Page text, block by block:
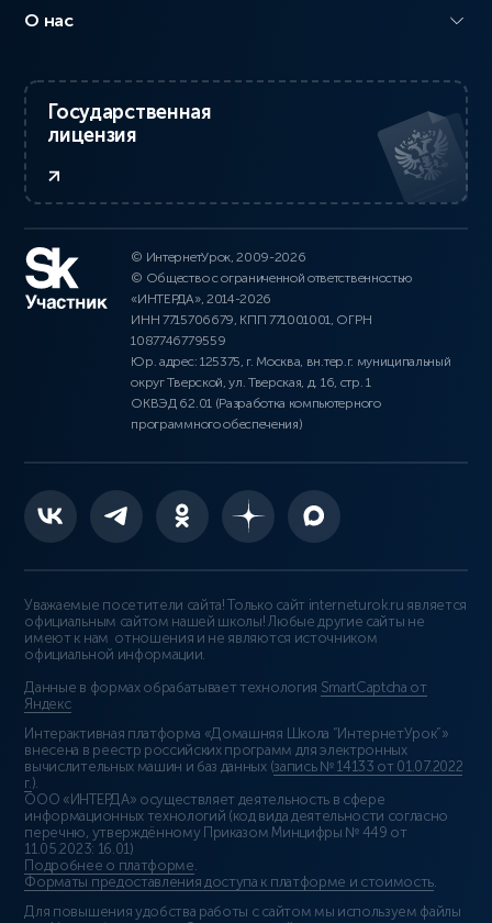
О нас
Государственная
лицензия
© ИнтернетУрок, 2009-2026
© Общество с ограниченной ответственностью
«ИНТЕРДА», 2014-2026
ИНН 7715706679, КПП 771001001, ОГРН
1087746779559
Юр. адрес: 125375, г. Москва, вн.тер.г. муниципальный
округ Тверской, ул. Тверская, д. 16, стр. 1
ОКВЭД 62.01 (Разработка компьютерного
программного обеспечения)
Уважаемые посетители сайта! Только сайт interneturok.ru является
официальным сайтом нашей школы! Любые другие сайты не
имеют к нам отношения и не являются источником
официальной информации.
Данные в формах обрабатывает технология SmartCaptcha от
Яндекс
Интерактивная платформа «Домашняя Школа “ИнтернетУрок”»
внесена в реестр российских программ для электронных
вычислительных машин и баз данных (запись № 14133 от 01.07.2022
г.).
ООО «ИНТЕРДА» осуществляет деятельность в сфере
информационных технологий (код вида деятельности согласно
перечню, утверждённому Приказом Минцифры № 449 от
11.05.2023: 16.01)
Подробнее о платформе.
Форматы предоставления доступа к платформе и стоимость.
Для повышения удобства работы с сайтом мы используем файлы